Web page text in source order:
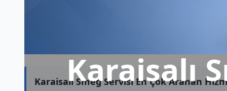
Karaisalı
Karaisalı Smeg Servisi En Çok Aranan